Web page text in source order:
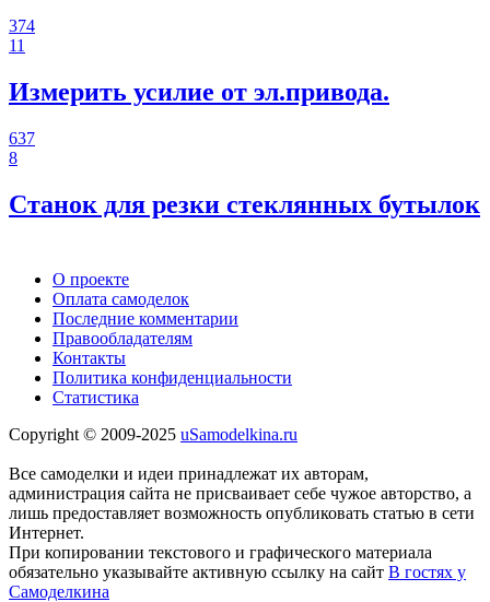
374
11
Измерить усилие от эл.привода.
637
8
Станок для резки стеклянных бутылок
О проекте
Оплата самоделок
Последние комментарии
Правообладателям
Контакты
Политика конфиденциальности
Статистика
Copyright © 2009-2025 uSamodelkina.ru
Все самоделки и идеи принадлежат их авторам,
администрация сайта не присваивает себе чужое авторство, а
лишь предоставляет возможность опубликовать статью в сети
Интернет.
При копировании текстового и графического материала
обязательно указывайте активную ссылку на сайт В гостях у
Самоделкина